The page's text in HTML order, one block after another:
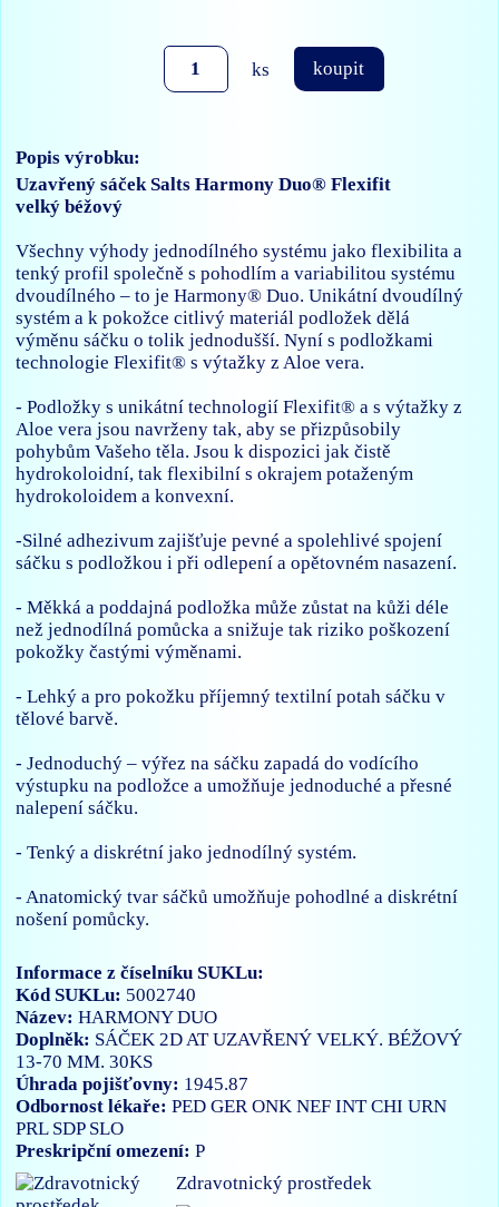
ks koupit
Popis výrobku:
Uzavřený sáček Salts Harmony Duo® Flexifit
velký béžový
Všechny výhody jednodílného systému jako flexibilita a
tenký profil společně s pohodlím a variabilitou systému
dvoudílného – to je Harmony® Duo. Unikátní dvoudílný
systém a k pokožce citlivý materiál podložek dělá
výměnu sáčku o tolik jednodušší. Nyní s podložkami
technologie Flexifit® s výtažky z Aloe vera.
- Podložky s unikátní technologií Flexifit® a s výtažky z
Aloe vera jsou navrženy tak, aby se přizpůsobily
pohybům Vašeho těla. Jsou k dispozici jak čistě
hydrokoloidní, tak flexibilní s okrajem potaženým
hydrokoloidem a konvexní.
-Silné adhezivum zajišťuje pevné a spolehlivé spojení
sáčku s podložkou i při odlepení a opětovném nasazení.
- Měkká a poddajná podložka může zůstat na kůži déle
než jednodílná pomůcka a snižuje tak riziko poškození
pokožky častými výměnami.
- Lehký a pro pokožku příjemný textilní potah sáčku v
tělové barvě.
- Jednoduchý – výřez na sáčku zapadá do vodícího
výstupku na podložce a umožňuje jednoduché a přesné
nalepení sáčku.
- Tenký a diskrétní jako jednodílný systém.
- Anatomický tvar sáčků umožňuje pohodlné a diskrétní
nošení pomůcky.
Informace z číselníku SUKLu:
Kód SUKLu: 5002740
Název:HARMONY DUO
Doplněk: SÁČEK 2D AT UZAVŘENÝ VELKÝ. BÉŽOVÝ
13-70 MM. 30KS
Úhrada pojišťovny: 1945.87
Odbornost lékaře:PEDGERONKNEFINTCHIURN
PRL SDP SLO
Preskripční omezení:P
Zdravotnický prostředek